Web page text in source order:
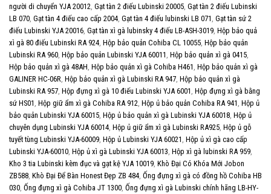
người di chuyển YJA 20012, Gạt tàn 2 điếu Lubinski 20005, Gạt tàn 2 điếu Lubinski
LB 070, Gạt tàn 4 điếu cao cấp 2004, Gạt tàn 4 điếu lubinski LB 071 , Gạt tàn sứ 2
điếu Lubinski YJA 20016, Gạt tàn xì gà lubinsky 4 điếu LB-ASH-3019, Hộp bảo quả
xì gà 80 điếu Lubinski RA 924, Hộp bảo quản Cohiba CL 10055, Hộp bảo quản
Lubinski RA 960, Hộp bảo quản Lubinski YJA 60011 , Hộp bảo quản xì gà 0415,
Hộp bảo quản xì gà 48AH, Hộp bảo quản xì gà Cohiba H461 , Hộp bảo quản xì gà
GALINER HC-06R, Hộp bảo quản xì gà Lubinski RA 947, Hộp bảo quản xì gà
Lubinski RA 957, Hộp đựng xì gà 10 điếu Lubinski YJA 6001 , Hộp đựng xì gà bằng
sứ HS01 , Hộp giữ ẩm xì gà Cohiba RA 912, Hộp ủ bảo quản Cohiba RA 941 , Hộp ủ
bảo quản Lubinski YJA 60015, Hộp ủ bảo quản xì gà Lubinski YJA 60018, Hộp ủ
chuyên dụng Lubinski YJA 60014, Hộp ủ giữ ẩm xì gà Lubinski RA925, Hộp ủ gỗ
tuyết tùng Lubinski YJA-60009, Hộp ủ Lubinski YJA 60021 , Hộp ủ xì gà cao cấp
Lubinski YJA-60010, Hộp ủ xì gà Lubinski YJA 60013, Hộp xì gà lubinski RA 959,
Kho 3 tia Lubinski kèm đục và gạt kệ YJA 10019, Khò Đại Có Khóa Mới Jobon
ZB588, Khò Đại Để Bàn Honest Đẹp ZB 484, Ống đựng xì gà có đồng hồ Cohiba HB
030, Ống đựng xì gà Cohiba JT 1300, Ống đựng xì gà Lubinski chính hãng LB-HY-